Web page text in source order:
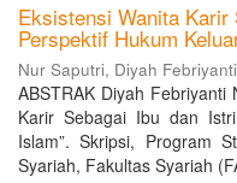
Eksistensi Wanita
Perspektif Hukum
Nur Saputri, Diyah Febriyanti
ABSTRAK Diyah Febriyanti
Karir Sebagai Ibu dan
Islam”. Skripsi, Program
Syariah, Fakultas Syariah